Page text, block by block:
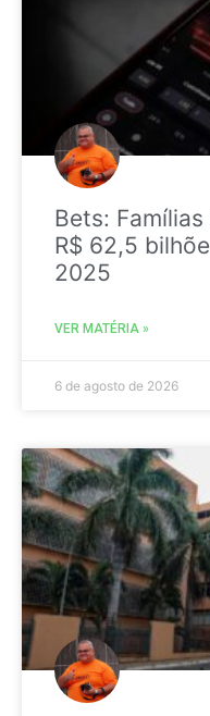
Bets:
R$ 62,5
2025
VER MATÉRIA »
6 de agosto de 2026